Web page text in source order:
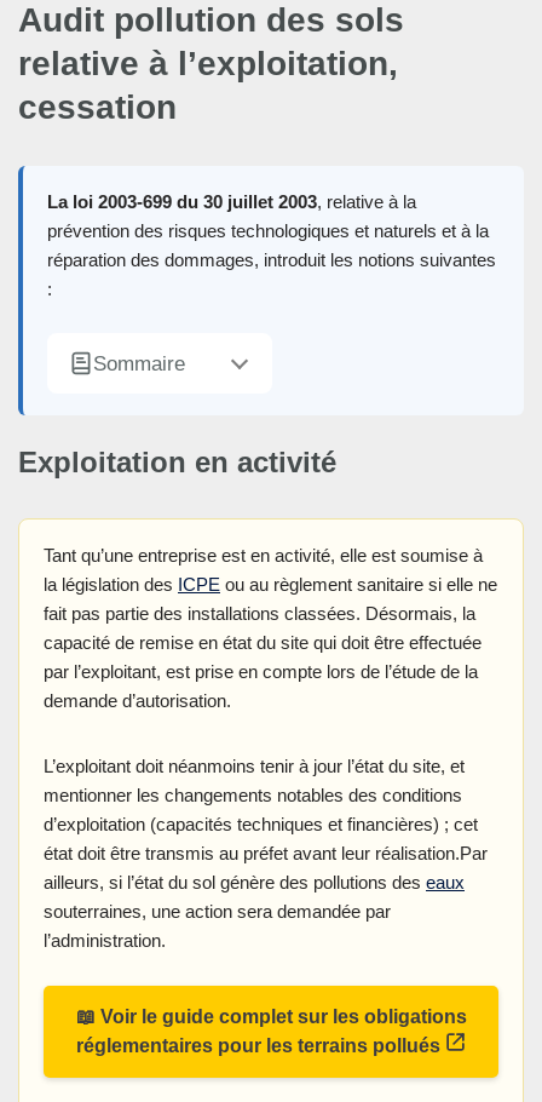
Audit pollution des sols
relative à l’exploitation,
cessation
La loi 2003-699 du 30 juillet 2003, relative à la
prévention des risques technologiques et naturels et à la
réparation des dommages, introduit les notions suivantes
:
Sommaire
Exploitation en activité
Tant qu’une entreprise est en activité, elle est soumise à
la législation des ICPE ou au règlement sanitaire si elle ne
fait pas partie des installations classées. Désormais, la
capacité de remise en état du site qui doit être effectuée
par l’exploitant, est prise en compte lors de l’étude de la
demande d’autorisation.
L’exploitant doit néanmoins tenir à jour l’état du site, et
mentionner les changements notables des conditions
d’exploitation (capacités techniques et financières) ; cet
état doit être transmis au préfet avant leur réalisation.Par
ailleurs, si l’état du sol génère des pollutions des eaux
souterraines, une action sera demandée par
l’administration.
📖 Voir le guide complet sur les obligations
réglementaires pour les terrains pollués